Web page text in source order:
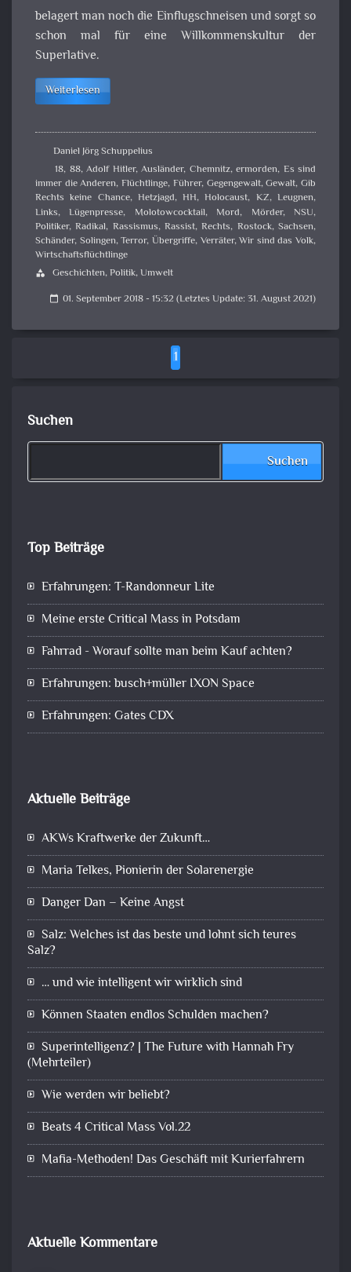
belagert man noch die Einflugschneisen und sorgt so
schon mal für eine Willkommenskultur der
Superlative.
Weiterlesen
Daniel Jörg Schuppelius
18, 88, Adolf Hitler, Ausländer, Chemnitz, ermorden, Es sind
immer die Anderen,Flüchtlinge, Führer, Gegengewalt,Gewalt,Gib
Rechts keine Chance, Hetzjagd,HH,Holocaust, KZ,Leugnen,
Links,Lügenpresse, Molotowcocktail, Mord, Mörder,NSU,
Politiker,Radikal, Rassismus,Rassist,Rechts, Rostock,Sachsen,
Schänder, Solingen,Terror, Übergriffe, Verräter,Wir sind das Volk,
Wirtschaftsflüchtlinge
category Geschichten,Politik,Umwelt
calendar_today 01. September 2018 - 15:32 (Letztes Update: 31. August 2021)
1
Suchen
Suchen
Top Beiträge
Erfahrungen: T-Randonneur Lite
Meine erste Critical Mass in Potsdam
Fahrrad - Worauf sollte man beim Kauf achten?
Erfahrungen: busch+müller IXON Space
Erfahrungen: Gates CDX
Aktuelle Beiträge
AKWs Kraftwerke der Zukunft…
Maria Telkes, Pionierin der Solarenergie
Danger Dan – Keine Angst
Salz: Welches ist das beste und lohnt sich teures
Salz?
… und wie intelligent wir wirklich sind
Können Staaten endlos Schulden machen?
Superintelligenz? | The Future with Hannah Fry
(Mehrteiler)
Wie werden wir beliebt?
Beats 4 Critical Mass Vol.22
Mafia-Methoden! Das Geschäft mit Kurierfahrern
Aktuelle Kommentare